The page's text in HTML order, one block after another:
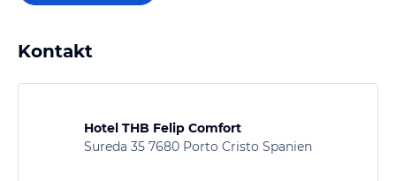
Kontakt
Hotel THB Felip Comfort
Sureda 35 7680 Porto Cristo Spanien